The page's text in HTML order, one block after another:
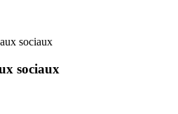
sociaux
sociaux